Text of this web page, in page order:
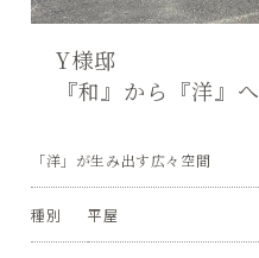
Y様邸
『和』から『洋』へ
「洋」が生み出す広々空間
種別 平屋